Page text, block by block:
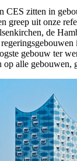
CES zitten in
greep uit onze
de
gebouw ter
op alle gebouwen,